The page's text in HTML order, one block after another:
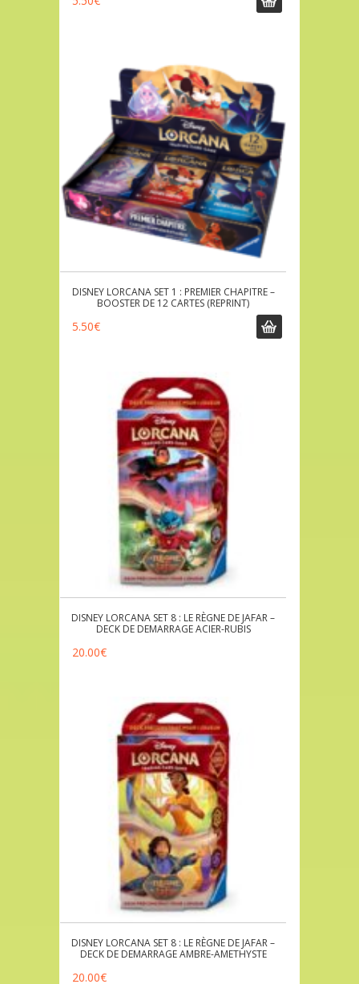
DISNEY LORCANA SET 1 : PREMIER CHAPITRE –
BOOSTER DE 12 CARTES (REPRINT)
5.50€
DISNEY LORCANA SET 8 : LE RÈGNE DE JAFAR –
DECK DE DEMARRAGE ACIER-RUBIS
20.00€
DISNEY LORCANA SET 8 : LE RÈGNE DE JAFAR –
DECK DE DEMARRAGE AMBRE-AMETHYSTE
20.00€